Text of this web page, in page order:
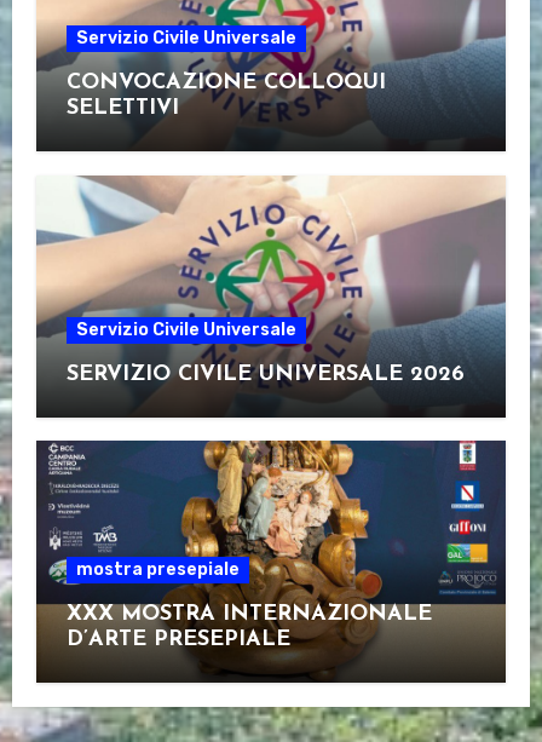
Servizio Civile Universale
CONVOCAZIONE COLLOQUI
SELETTIVI
Servizio Civile Universale
SERVIZIO CIVILE UNIVERSALE 2026
mostra presepiale
XXX MOSTRA INTERNAZIONALE
D’ARTE PRESEPIALE